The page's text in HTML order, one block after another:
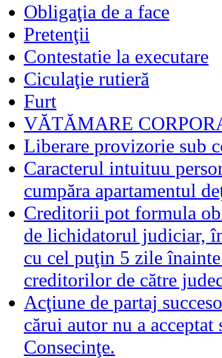
Obligaţia de a face
Pretenţii
Contestatie la executare
Ciculaţie rutieră
Furt
VĂTĂMARE
Liberare provizorie sub
Caracterul intuituu
cumpăra apartamentul
Creditorii pot formula
de lichidatorul judiciar,
cu cel puţin 5 zile
creditorilor de către
Acţiune de partaj
cărui autor nu a
Consecinţe.